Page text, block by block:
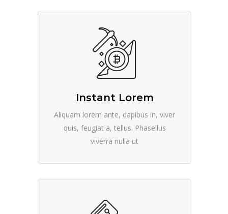
Instant Lorem
Aliquam lorem ante, dapibus in, viver
quis, feugiat a, tellus. Phasellus
viverra nulla ut